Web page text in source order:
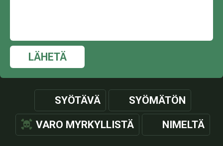
LÄHETÄ
SYÖTÄVÄ SYÖMÄTÖN
VARO MYRKYLLISTÄ NIMELTÄ